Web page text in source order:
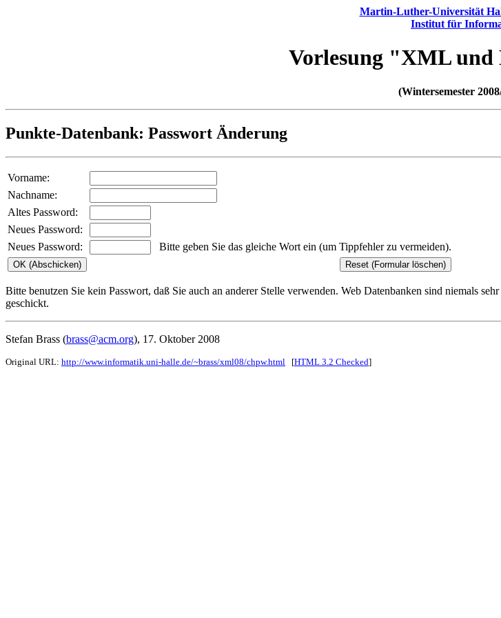
Martin-Luther-Universität
Institut für
Vorlesung "XML und
(Wintersemester
Punkte-Datenbank: Passwort Änderung
Vorname:
Nachname:
Altes Password:
Neues Password:
Neues Password:
Bitte geben Sie das gleiche Wort ein (um Tippfehler zu vermeiden).
Bitte benutzen Sie kein Passwort, daß Sie auch an anderer Stelle verwenden. Web Datenbanken sind niemals
geschickt.
Stefan Brass (brass@acm.org), 17. Oktober 2008
Original URL: http://www.informatik.uni-halle.de/~brass/xml08/chpw.html [HTML 3.2 Checked]